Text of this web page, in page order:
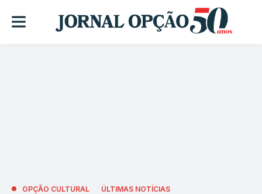
OPÇÃO CULTURAL ÚLTIMAS NOTÍCIAS